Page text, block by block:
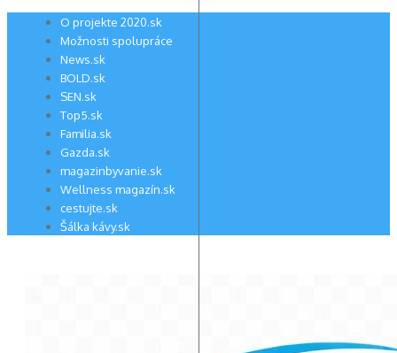
Preskočiť
O projekte 2020.sk
Možnosti spolupráce
News.sk
BOLD.sk
SEN.sk
Top5.sk
Familia.sk
Gazda.sk
magazinbyvanie.sk
Wellness magazín.sk
cestujte.sk
Šálka kávy.sk